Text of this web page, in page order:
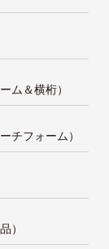
ム＆横桁）
チフォーム）
）